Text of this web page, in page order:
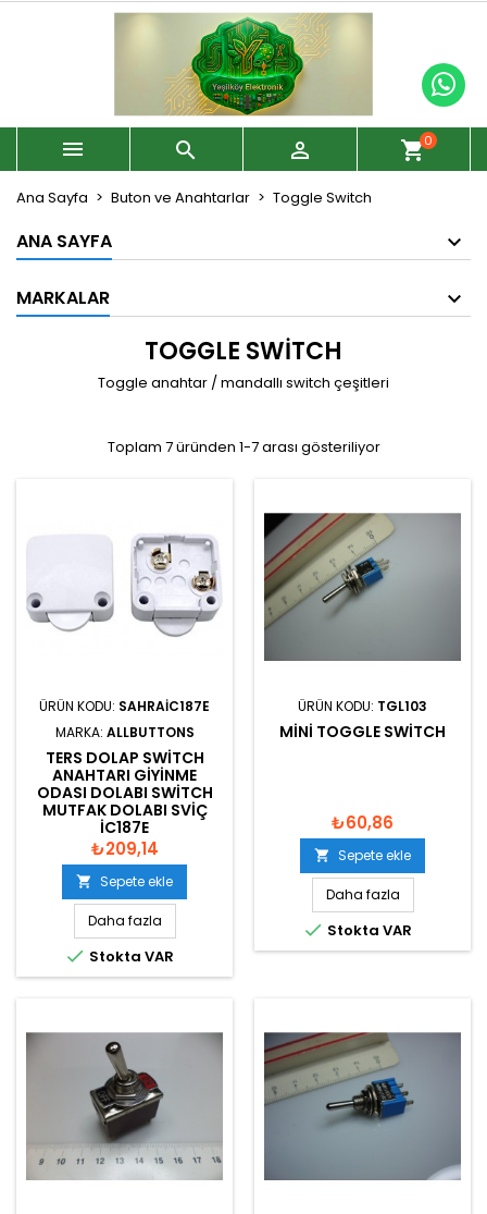
   shopping_cart0
Ana Sayfa Buton ve Anahtarlar Toggle Switch
ANA SAYFA
MARKALAR
TOGGLE SWITCH
Toggle anahtar / mandallı switch çeşitleri
Toplam 7 üründen 1-7 arası gösteriliyor
ÜRÜN KODU: SAHRAIC187E
MARKA: ALLBUTTONS
TERS DOLAP SWITCH
ANAHTARI GIYINME
ODASI DOLABI SWITCH
MUTFAK DOLABI SVIÇ
IC187E
₺209,14
 Sepete ekle
Daha fazla
 Stokta VAR
ÜRÜN KODU: TGL103
MINI TOGGLE SWITCH
₺60,86
 Sepete ekle
Daha fazla
 Stokta VAR